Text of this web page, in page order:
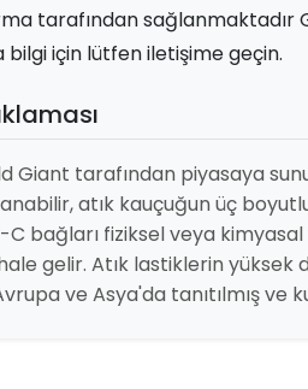
tarafından sağlanmaktadır
bilgi için lütfen iletişime geçin.
Giant tarafından piyasaya
atık kauçuğun üç
C bağları fiziksel veya
gelir. Atık lastiklerin yüksek
ve Asya'da tanıtılmış ve